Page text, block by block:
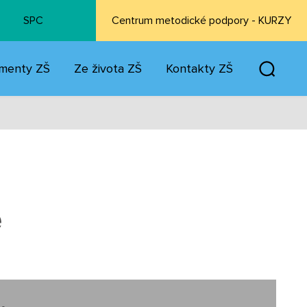
SPC Centrum metodické podpory - KURZY
ZŠ Ze života ZŠ Kontakty ZŠ